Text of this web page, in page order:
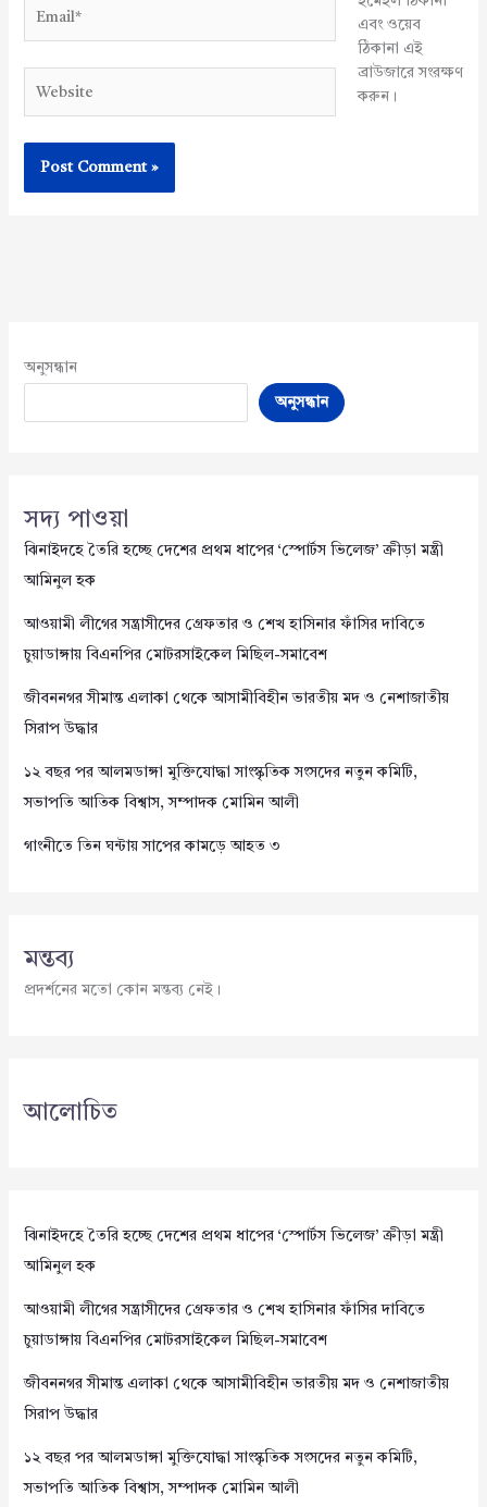
এবং ওয়েব
ঠিকানা এই
ব্রাউজারে সংরক্ষণ
করুন।
অনুসন্ধান
অনুসন্ধান
সদ্য পাওয়া
ঝিনাইদহে তৈরি হচ্ছে দেশের প্রথম ধাপের ‘স্পোর্টস ভিলেজ’ ক্রীড়া মন্ত্রী
আমিনুল হক
আওয়ামী লীগের সন্ত্রাসীদের গ্রেফতার ও শেখ হাসিনার ফাঁসির দাবিতে
চুয়াডাঙ্গায় বিএনপির মোটরসাইকেল মিছিল-সমাবেশ
জীবননগর সীমান্ত এলাকা থেকে আসামীবিহীন ভারতীয় মদ ও নেশাজাতীয়
সিরাপ উদ্ধার
১২ বছর পর আলমডাঙ্গা মুক্তিযোদ্ধা সাংস্কৃতিক সংসদের নতুন কমিটি,
সভাপতি আতিক বিশ্বাস, সম্পাদক মোমিন আলী
গাংনীতে তিন ঘন্টায় সাপের কামড়ে আহত ৩
মন্তব্য
প্রদর্শনের মতো কোন মন্তব্য নেই।
আলোচিত
ঝিনাইদহে তৈরি হচ্ছে দেশের প্রথম ধাপের ‘স্পোর্টস ভিলেজ’ ক্রীড়া মন্ত্রী
আমিনুল হক
আওয়ামী লীগের সন্ত্রাসীদের গ্রেফতার ও শেখ হাসিনার ফাঁসির দাবিতে
চুয়াডাঙ্গায় বিএনপির মোটরসাইকেল মিছিল-সমাবেশ
জীবননগর সীমান্ত এলাকা থেকে আসামীবিহীন ভারতীয় মদ ও নেশাজাতীয়
সিরাপ উদ্ধার
১২ বছর পর আলমডাঙ্গা মুক্তিযোদ্ধা সাংস্কৃতিক সংসদের নতুন কমিটি,
সভাপতি আতিক বিশ্বাস, সম্পাদক মোমিন আলী